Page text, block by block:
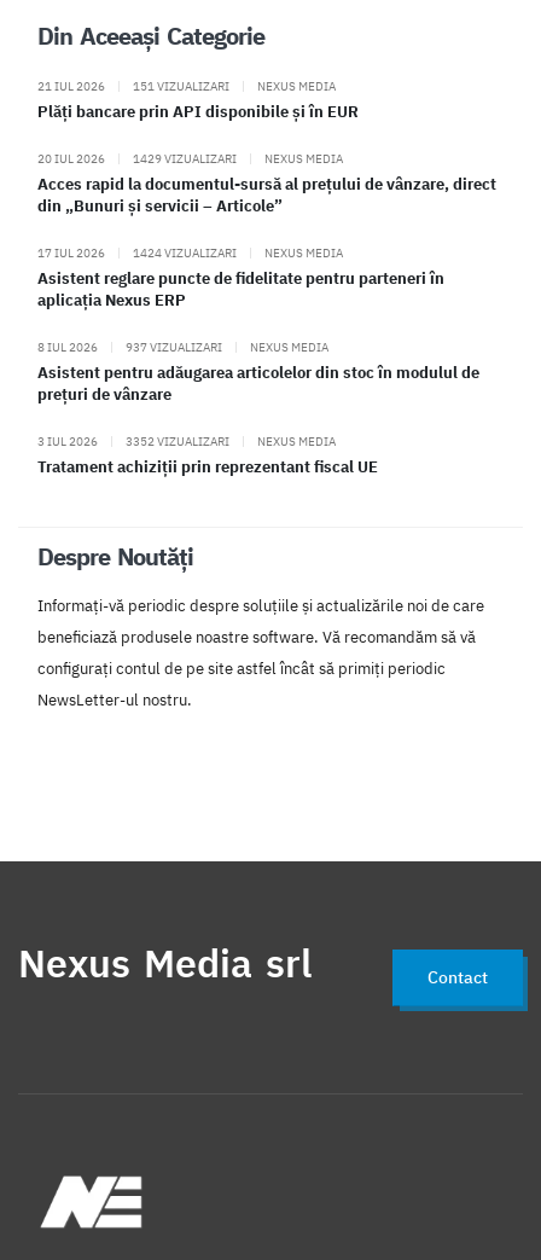
Din Aceeași Categorie
21 IUL 2026 | 151 VIZUALIZARI | NEXUS MEDIA
Plăți bancare prin API disponibile și în EUR
20 IUL 2026 | 1429 VIZUALIZARI | NEXUS MEDIA
Acces rapid la documentul-sursă al prețului de vânzare, direct
din „Bunuri și servicii – Articole”
17 IUL 2026 | 1424 VIZUALIZARI | NEXUS MEDIA
Asistent reglare puncte de fidelitate pentru parteneri în
aplicația Nexus ERP
8 IUL 2026 | 937 VIZUALIZARI | NEXUS MEDIA
Asistent pentru adăugarea articolelor din stoc în modulul de
prețuri de vânzare
3 IUL 2026 | 3352 VIZUALIZARI | NEXUS MEDIA
Tratament achiziții prin reprezentant fiscal UE
Despre Noutăți
Informați-vă periodic despre soluțiile și actualizările noi de care
beneficiază produsele noastre software. Vă recomandăm să vă
configurați contul de pe site astfel încât să primiți periodic
NewsLetter-ul nostru.
Nexus Media srl Contact